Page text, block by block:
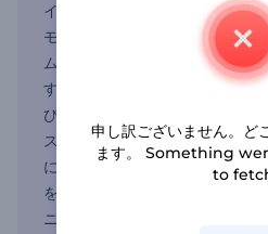
イズできます。迅速な投稿が必
モーション動画が必要な場合で
ムは無料オプションとプレミア
す。 まずはライブラリからSNS
びましょう。次に、動画作成ツ
スト、画像、音声を追加し、ブ
に合わせて編集しましょう。ま
を作り、ブランディングを強化
ニメ作成ツールでロゴをアニメ
申し訳ございません。ど
ます。 Something
to